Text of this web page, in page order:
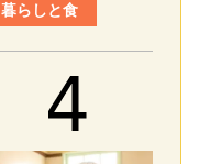
暮らしと食